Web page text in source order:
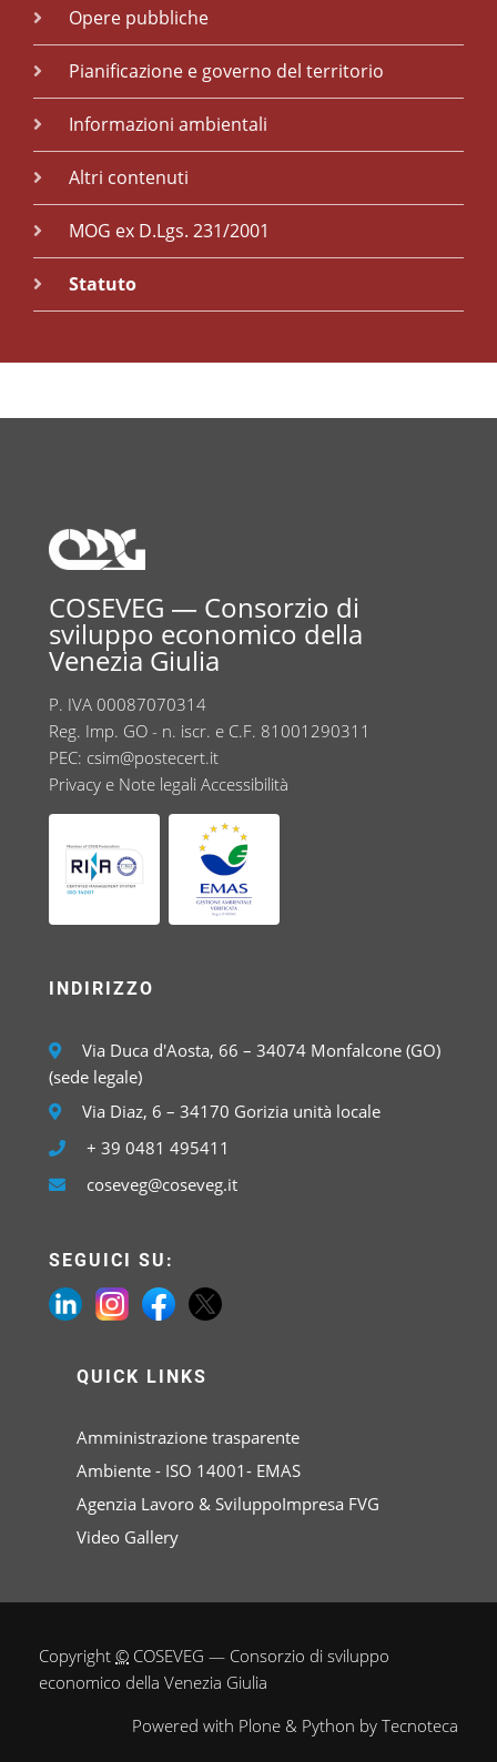
Opere pubbliche
Pianificazione e governo del territorio
Informazioni ambientali
Altri contenuti
MOG ex D.Lgs. 231/2001
Statuto
COSEVEG — Consorzio di
sviluppo economico della
Venezia Giulia
P. IVA 00087070314
Reg. Imp. GO - n. iscr. e C.F. 81001290311
PEC: csim@postecert.it
Privacy e Note legali Accessibilità
INDIRIZZO
Via Duca d'Aosta, 66 – 34074 Monfalcone (GO)
(sede legale)
Via Diaz, 6 – 34170 Gorizia unità locale
+ 39 0481 495411
coseveg@coseveg.it
SEGUICI SU:
QUICK LINKS
Amministrazione trasparente
Ambiente - ISO 14001- EMAS
Agenzia Lavoro & SviluppoImpresa FVG
Video Gallery
Copyright © COSEVEG — Consorzio di sviluppo
economico della Venezia Giulia
Powered with Plone & Python by Tecnoteca